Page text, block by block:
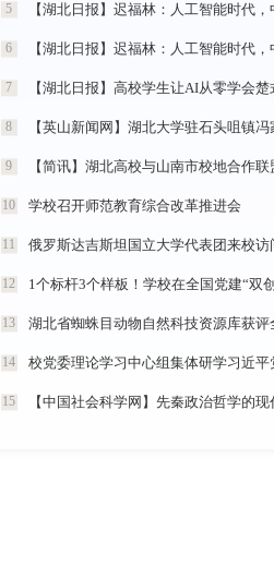
5
6
7
8
9
10 学校召开师范教育综合改革推进会
11 俄罗斯达吉斯坦国立大学代表团来校访
12
13
14 校党委理论学习中心组集体研学习近平
15